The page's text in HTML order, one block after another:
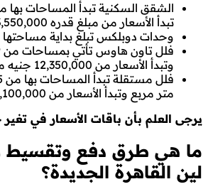
تبدأ الأسعار من مبلغ قدره 3,550,000 جنية مصري.
وحدات دوبلكس تبلغ بداية مساحتها 195 متر مربع.
وتبدأ الأسعار من 12,350,000 جنيه مصري.
متر مربع وتبدأ الأسعار من 23,100,000 جنية مصري.
يرجى العلم بأن باقات الأسعار في
ما هي طرق دفع وتقسيط
لين القاهرة الجديدة؟